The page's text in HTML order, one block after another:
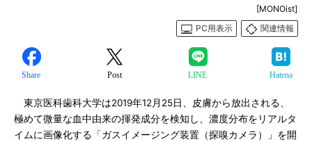
[MONOist]
PC用表示
関連情報
Share Post LINE Hatena
東京医科歯科大学は2019年12月25日、皮膚から放出される、
極めて微量な血中由来の揮発成分を検知し、濃度分布をリアルタ
イムに画像化する「ガスイメージング装置（探嗅カメラ）」を開